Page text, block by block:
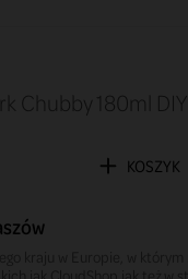
Chubby 180ml DIY
KOSZYK